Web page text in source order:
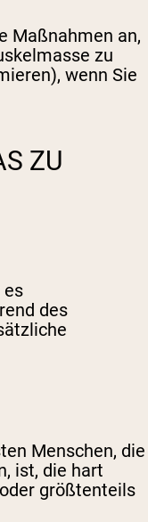
Maßnahmen an,
zu
wenn Sie
ZU
es
des
Menschen, die
ist, die hart
größtenteils